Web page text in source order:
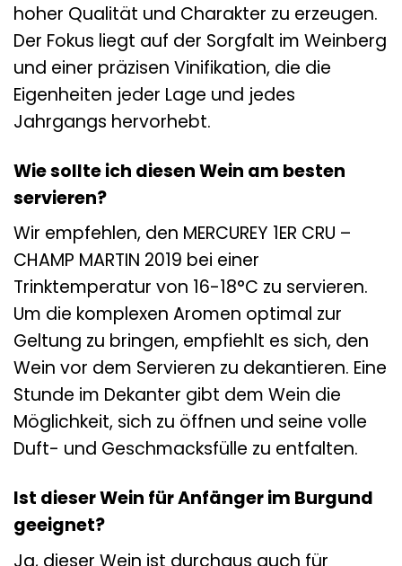
hoher Qualität und Charakter zu erzeugen.
Der Fokus liegt auf der Sorgfalt im Weinberg
und einer präzisen Vinifikation, die die
Eigenheiten jeder Lage und jedes
Jahrgangs hervorhebt.
Wie sollte ich diesen Wein am besten
servieren?
Wir empfehlen, den MERCUREY 1ER CRU –
CHAMP MARTIN 2019 bei einer
Trinktemperatur von 16-18°C zu servieren.
Um die komplexen Aromen optimal zur
Geltung zu bringen, empfiehlt es sich, den
Wein vor dem Servieren zu dekantieren. Eine
Stunde im Dekanter gibt dem Wein die
Möglichkeit, sich zu öffnen und seine volle
Duft- und Geschmacksfülle zu entfalten.
Ist dieser Wein für Anfänger im Burgund
geeignet?
Ja, dieser Wein ist durchaus auch für